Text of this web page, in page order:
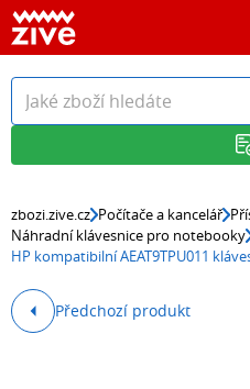
zbozi.zive.cz Počítače a kancelář
Náhradní klávesnice pro notebooky
HP kompatibilní AEAT9TPU011
Předchozí produkt